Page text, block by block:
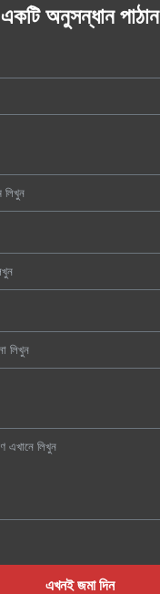
একটি অনুসন্ধান পাঠান
এখনই জমা দিন